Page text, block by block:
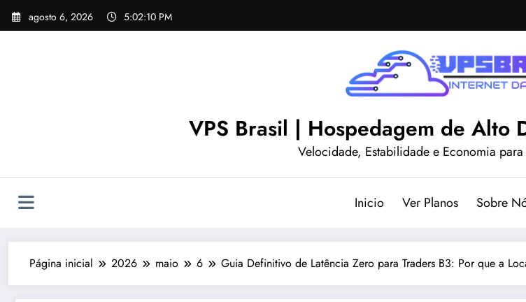
Pular
para
agosto 6, 2026 5:02:11 PM
VPS Brasil | Hospedagem de Alto
Velocidade, Estabilidade e Economia
Inicio Ver Planos Sobre
Página inicial 2026 maio 6 Guia Definitivo de Latência Zero para Traders B3: Por que a